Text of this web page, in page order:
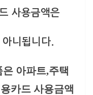
사용금액은
니됩니다.
아파트,주택
카드 사용금액